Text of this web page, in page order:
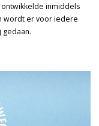
inmiddels
wordt er voor iedere